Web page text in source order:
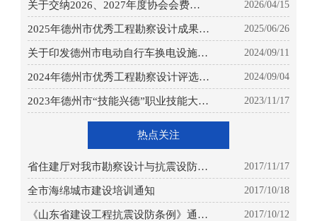
关于交纳2026、2027年度协会会费的通
知
2026/04/15
2025年德州市优秀工程勘察设计成果评
选获奖项目公示
2025/06/26
关于印发德州市电动自行车换电设施建
设指引的通知
2024/09/11
2024年德州市优秀工程勘察设计评选获
奖项目公示
2024/09/04
2023年德州市“技能兴德”职业技能大赛
—建筑创意设计职业技能竞赛成绩的公
2023/11/17
热点关注
省住建厅对我市勘察设计与抗震设防工
作 进行专项检查
2017/11/17
全市海绵城市建设培训通知 2017/10/18
《山东省建设工程抗震设防条例》通过
2017/10/12